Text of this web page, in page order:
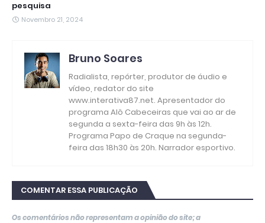
pesquisa
Novembro 21, 2024
Bruno Soares
Radialista, repórter, produtor de áudio e
vídeo, redator do site
www.interativa87.net. Apresentador do
programa Alô Cabeceiras que vai ao ar de
segunda a sexta-feira das 9h às 12h.
Programa Papo de Craque na segunda-
feira das 18h30 às 20h. Narrador esportivo.
COMENTAR ESSA PUBLICAÇÃO
Os comentários não representam a opinião do site; a